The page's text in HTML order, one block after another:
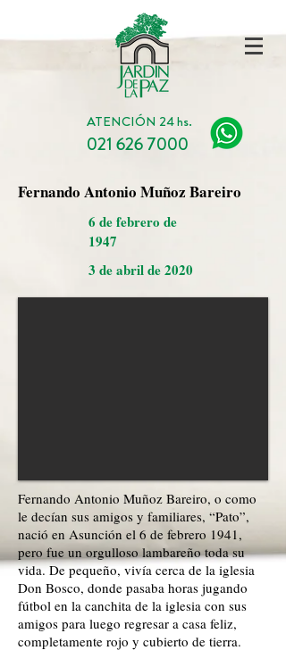
ATENCIÓN 24 hs.
021 626 7000
Fernando Antonio Muñoz Bareiro
6 de febrero de
1947
3 de abril de 2020
Fernando Antonio Muñoz Bareiro, o como
le decían sus amigos y familiares, “Pato”,
nació en Asunción el 6 de febrero 1941,
pero fue un orgulloso lambareño toda su
vida. De pequeño, vivía cerca de la iglesia
Don Bosco, donde pasaba horas jugando
fútbol en la canchita de la iglesia con sus
amigos para luego regresar a casa feliz,
completamente rojo y cubierto de tierra.